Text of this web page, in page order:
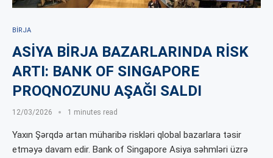
BIRJA
ASİYA BİRJA BAZARLARINDA RİSK
ARTI: BANK OF SINGAPORE
PROQNOZUNU AŞAĞI SALDI
12/03/2026 1 minutes read
Yaxın Şərqdə artan müharibə riskləri qlobal bazarlara təsir
etməyə davam edir. Bank of Singapore Asiya səhmləri üzrə